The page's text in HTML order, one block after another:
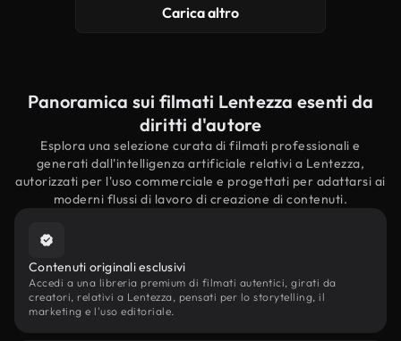
Carica altro
Panoramica sui filmati Lentezza esenti da
diritti d'autore
Esplora una selezione curata di filmati professionali e
generati dall'intelligenza artificiale relativi a Lentezza,
autorizzati per l'uso commerciale e progettati per adattarsi ai
moderni flussi di lavoro di creazione di contenuti.
Contenuti originali esclusivi
Accedi a una libreria premium di filmati autentici, girati da
creatori, relativi a Lentezza, pensati per lo storytelling, il
marketing e l'uso editoriale.